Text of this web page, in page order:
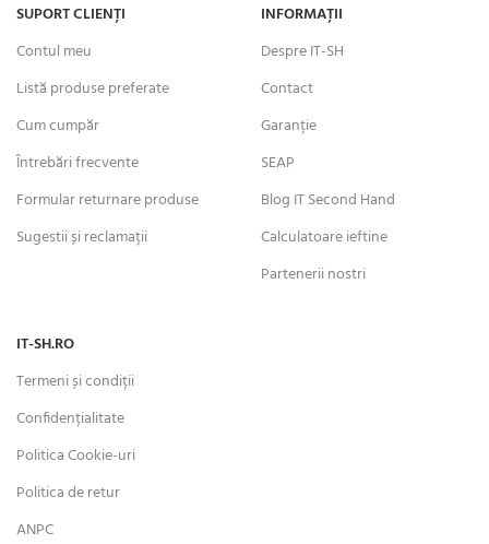
SUPORT CLIENȚI
Contul meu
Listă produse preferate
Cum cumpăr
Întrebări frecvente
Formular returnare produse
Sugestii și reclamații
INFORMAȚII
Despre IT-SH
Contact
Garanție
SEAP
Blog IT Second Hand
Calculatoare ieftine
Partenerii nostri
IT-SH.RO
Termeni și condiții
Confidențialitate
Politica Cookie-uri
Politica de retur
ANPC